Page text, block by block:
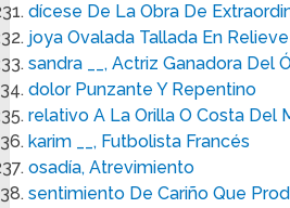
dícese De La Obra De
joya Ovalada Tallada En
sandra __, Actriz Ganadora Del
dolor Punzante Y Repentino
relativo A La Orilla O Costa Del
karim __, Futbolista Francés
osadía, Atrevimiento
sentimiento De Cariño Que